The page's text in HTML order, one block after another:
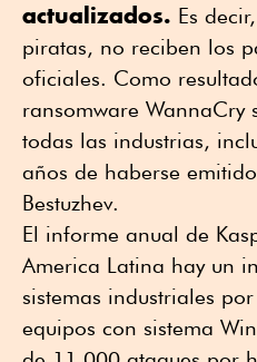
actualizados. Es
piratas, no reciben los
oficiales. Como
ransomware WannaCry
todas las industrias,
años de haberse
Bestuzhev.
El informe anual de
America Latina hay un
sistemas industriales
equipos con sistema